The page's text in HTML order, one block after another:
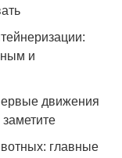
и
движения
главные